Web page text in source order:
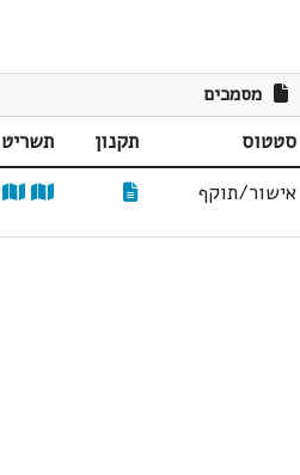
מסמכים
סטטוס תקנון תשריט
אישור/תוקף